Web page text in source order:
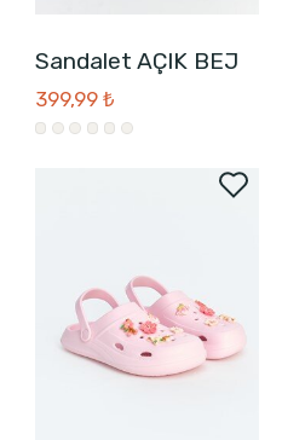
Sandalet AÇIK BEJ
399,99 ₺